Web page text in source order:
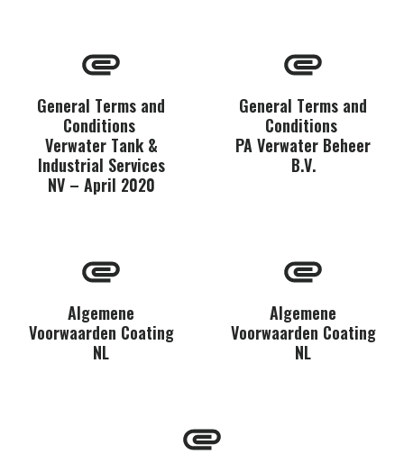
General Terms and
Conditions
Verwater Tank &
Industrial Services
NV – April 2020
General Terms and
Conditions
PA Verwater Beheer
B.V.
Algemene
Voorwaarden Coating
NL
Algemene
Voorwaarden Coating
NL